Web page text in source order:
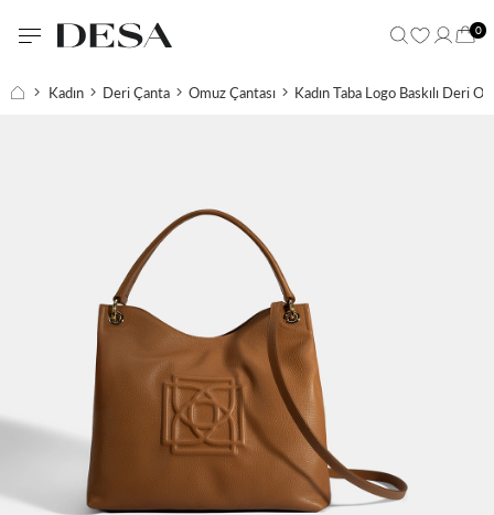
0
Kadın Deri Çanta Omuz Çantası Kadın Taba Logo Baskılı Deri